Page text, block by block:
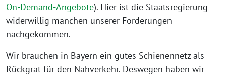
On-Demand-Angebote). Hier ist die Staatsregierung
widerwillig manchen unserer Forderungen
nachgekommen.
Wir brauchen in Bayern ein gutes Schienennetz als
Rückgrat für den Nahverkehr. Deswegen haben wir